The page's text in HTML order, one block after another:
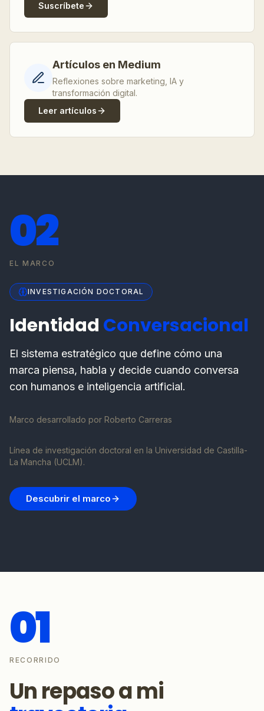
Suscríbete
Artículos en Medium
Reflexiones sobre marketing, IA y
transformación digital.
Leer artículos
02
EL MARCO
INVESTIGACIÓN DOCTORAL
Identidad Conversacional
El sistema estratégico que define cómo una
marca piensa, habla y decide cuando conversa
con humanos e inteligencia artificial.
Marco desarrollado por Roberto Carreras
Línea de investigación doctoral en la Universidad de Castilla-
La Mancha (UCLM).
Descubrir el marco
01
RECORRIDO
Un repaso a mi